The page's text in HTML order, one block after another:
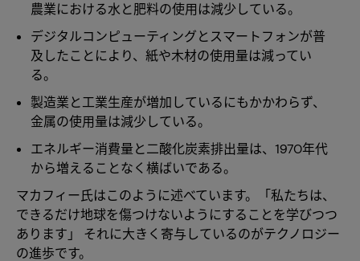
農業における水と肥料の使用は減少している。
デジタルコンピューティングとスマートフォンが普
及したことにより、紙や木材の使用量は減ってい
る。
製造業と工業生産が増加しているにもかかわらず、
金属の使用量は減少している。
エネルギー消費量と二酸化炭素排出量は、1970年代
から増えることなく横ばいである。
マカフィー氏はこのように述べています。「私たちは、
できるだけ地球を傷つけないようにすることを学びつつ
あります」 それに大きく寄与しているのがテクノロジー
の進歩です。